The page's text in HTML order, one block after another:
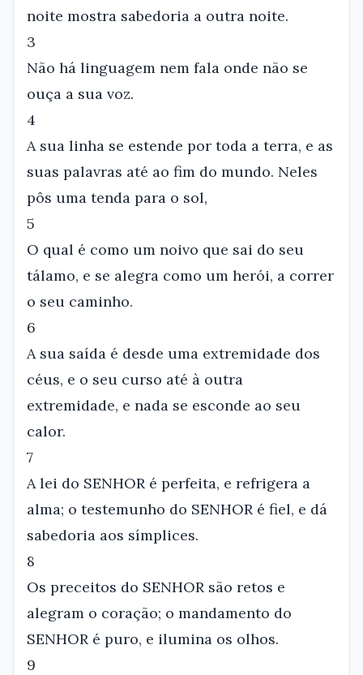
noite mostra sabedoria a outra noite.
3
Não há linguagem nem fala onde não se
ouça a sua voz.
4
A sua linha se estende por toda a terra, e as
suas palavras até ao fim do mundo. Neles
pôs uma tenda para o sol,
5
O qual é como um noivo que sai do seu
tálamo, e se alegra como um herói, a correr
o seu caminho.
6
A sua saída é desde uma extremidade dos
céus, e o seu curso até à outra
extremidade, e nada se esconde ao seu
calor.
7
A lei do SENHOR é perfeita, e refrigera a
alma; o testemunho do SENHOR é fiel, e dá
sabedoria aos símplices.
8
Os preceitos do SENHOR são retos e
alegram o coração; o mandamento do
SENHOR é puro, e ilumina os olhos.
9